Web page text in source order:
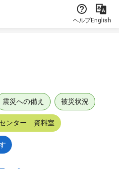
ヘルプEnglish
震災への備え 被災状況
ンター 資料室